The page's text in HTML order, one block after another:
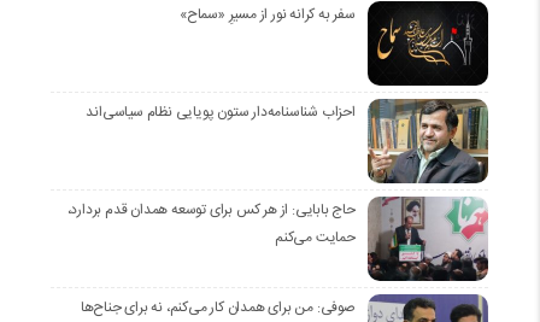
سفر به کرانه‌ نور از مسیرِ «سماح»
احزاب شناسنامه‌دار ستون پویایی نظام سیاسی‌اند
حاج بابایی: از هر کس برای توسعه همدان قدم بردارد،
حمایت می‌کنم
صوفی: من برای همدان کار می‌کنم، نه برای جناح‌ها